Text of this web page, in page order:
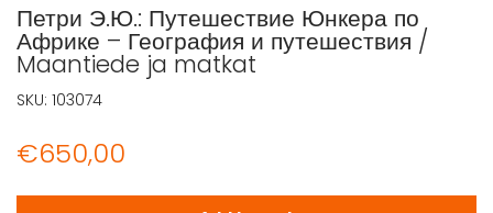
Петри Э.Ю.: Путешествие Юнкера по
Африке – География и путешествия /
Maantiede ja matkat
€650,00
Петри Э.Ю.: Путешествие Юнкера по Африке -
SKU: 103074